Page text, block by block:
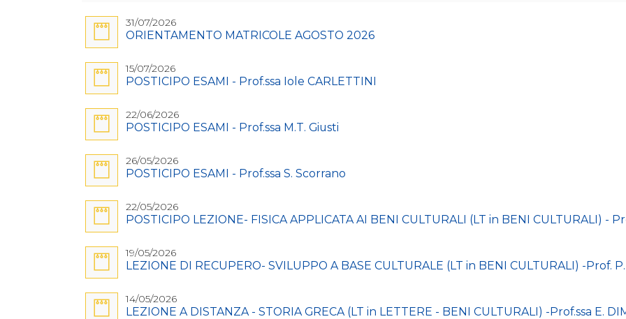
31/07/2026
ORIENTAMENTO MATRICOLE AGOSTO 2026
15/07/2026
POSTICIPO ESAMI - Prof.ssa Iole CARLETTINI
22/06/2026
POSTICIPO ESAMI - Prof.ssa M.T. Giusti
26/05/2026
POSTICIPO ESAMI - Prof.ssa S. Scorrano
22/05/2026
POSTICIPO LEZIONE- FISICA APPLICATA AI BENI CULTURALI (LT in BENI CULTURALI) -
19/05/2026
LEZIONE DI RECUPERO- SVILUPPO A BASE CULTURALE (LT in BENI CULTURALI) -Prof.
14/05/2026
LEZIONE A DISTANZA - STORIA GRECA (LT in LETTERE - BENI CULTURALI) -Prof.ssa E.